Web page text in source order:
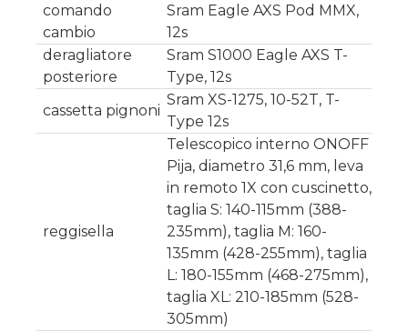
comando
cambio
Sram Eagle AXS Pod MMX,
12s
deragliatore
posteriore
Sram S1000 Eagle AXS T-
Type, 12s
cassetta pignoni
Sram XS-1275, 10-52T, T-
Type 12s
reggisella
Telescopico interno ONOFF
Pija, diametro 31,6 mm, leva
in remoto 1X con cuscinetto,
taglia S: 140-115mm (388-
235mm), taglia M: 160-
135mm (428-255mm), taglia
L: 180-155mm (468-275mm),
taglia XL: 210-185mm (528-
305mm)